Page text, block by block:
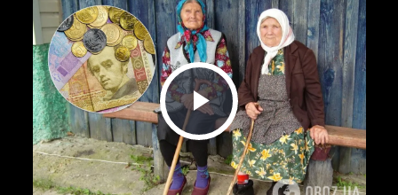
Play Video